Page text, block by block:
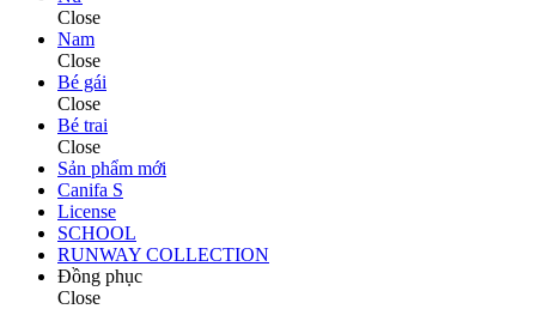
Close
Nam
Close
Bé gái
Close
Bé trai
Close
Sản phẩm mới
Canifa S
License
SCHOOL
RUNWAY COLLECTION
Đồng phục
Close